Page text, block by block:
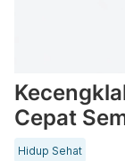
Cepat
Hidup Sehat